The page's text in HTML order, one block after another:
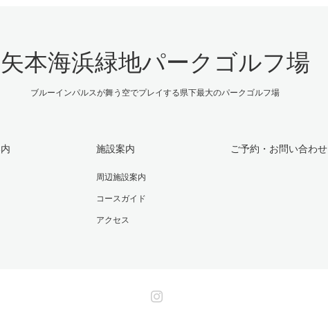
矢本海浜緑地パークゴルフ場
ブルーインパルスが舞う空でプレイする県下最大のパークゴルフ場
施設案内
周辺施設案内
コースガイド
アクセス
ご予約・お問い合わせ